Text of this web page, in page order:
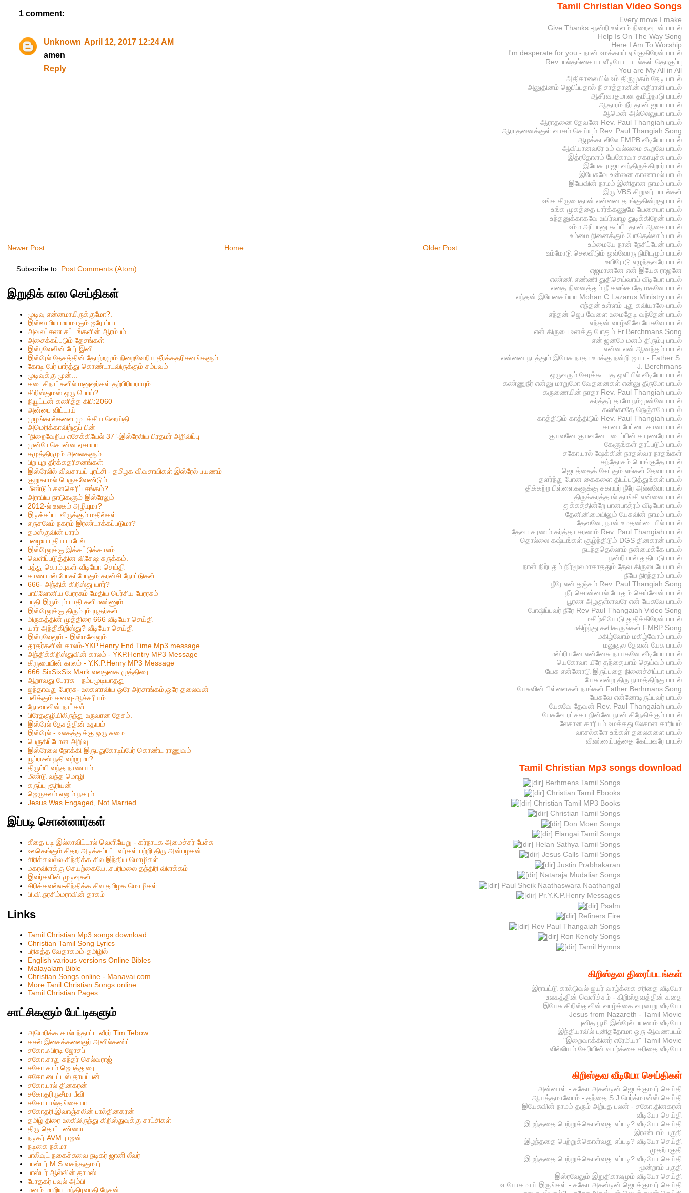
1 comment:
Unknown April 12, 2017 12:24 AM
amen
Reply
Newer Post Older Post
Home
Subscribe to: Post Comments (Atom)
இறுதிக் கால செய்திகள்
முடிவு என்னமாயிருக்குமோ?.
இஸ்லாமிய மயமாகும் ஐரோப்பா
அவலட்சண சட்டங்களின் ஆரம்பம்
அசைக்கப்படும் தேசங்கள்
இஸ்ரவேலின் பேர் இனி...
இஸ்ரேல் தேசத்தின் தோற்றமும் நிறைவேறிய தீர்க்கதரிசனங்களும்
கோடி பேர் பார்த்து கொண்டாடவிருக்கும் சம்பவம்
முடிவுக்கு முன்...
கடைசிநாட்களில் மனுஷர்கள் தற்பிரியராயும்...
கிறிஸ்தும‌ஸ் ஒரு பொய்?
நியூட்டன் கணித்த கிபி:2060
அன்பை விட்டாய்
முழங்கால்களை முடக்கிய ஹெய்தி
அமெரிக்காவிற்குப் பின்
”நிறைவேறிய எசேக்கியேல் 37”-இஸ்ரேலிய பிரதமர் அறிவிப்பு
முன்பே சொன்ன ஏசாயா
சமுத்திரமும் அலைகளும்
பிற புற தீர்க்கதரிசனங்கள்
இஸ்ரேலில் விவசாயப் புரட்சி - தமிழக விவசாயிகள் இஸ்ரேல் பயணம்
குறுகாமல் பெருகவேண்டும்
மீண்டும் சனகெரிப் சங்கம்?
அராபிய நாடுகளும் இஸ்ரேலும்
2012-ல் உலகம் அழியுமா?
இடிக்கப்படவிருக்கும் மதில்கள்
எருசலேம் நகரம் இரண்டாக்கப்படுமா?
தமஸ்குவின் பாரம்
பழைய புதிய பாபேல்
இஸ்ரேலுக்கு இக்கட்டுக்காலம்
வெளிப்படுத்தின விசேஷ சுருக்கம்.
பத்து கொம்புகள்-வீடியோ செய்தி
காணாமல் போகப்போகும் கரன்சி நோட்டுகள்
666- அந்திக் கிறிஸ்து யார்?
பாபிலோனிய பேரரசும் மேதிய பெர்சிய பேரரசும்
பாதி இரும்பும் பாதி களிமண்ணும்
இஸ்ரேலுக்கு திரும்பும் யூதர்கள்
மிருகத்தின் முத்திரை 666 வீடியோ செய்தி
யார் அந்திகிறிஸ்து? வீடியோ செய்தி
இஸ்ரவேலும் - இஸ்மவேலும்
தூதர்களின் காலம்-YKP.Henry End Time Mp3 message
அந்திக்கிறிஸ்துவின் காலம் - YKP.Hentry MP3 Message
கிருபையின் காலம் - Y.K.P.Henry MP3 Message
666 SixSixSix Mark வலதுகை முத்திரை
ஆறாவது பேரரசு—நம்பமுடியாதது
ஐந்தாவது பேரரசு- உலகளாவிய ஒரே அரசாங்கம்,ஒரே தலைவன்
பலிக்கும் கனவு-ஆச்சரியம்
நோவாவின் நாட்கள்
பிரேதகுழியிலிருந்து உருவான தேசம்.
இஸ்ரேல் தேசத்தின் உதயம்
இஸ்ரேல் - உலகத்துக்கு ஒரு சுமை
பெருகிப்போன அறிவு
இஸ்ரேலை நோக்கி இருபதுகோடிப்பேர் கொண்ட ராணுவம்
யூப்ரடீஸ் நதி வற்றுமா?
திரும்பி வந்த நாணயம்
மீண்டு வந்த மொழி
கருப்பு சூரியன்
ஜெருசலம் எனும் நகரம்
Jesus Was Engaged, Not Married
இப்படி சொன்னார்கள்
கீதை படி இல்லாவிட்டால் வெளியேறு - கர்நாடக அமைச்சர் பேச்சு
உலகெங்கும் சிதற அடிக்கப்பட்டவர்கள் பற்றி திரு அன்பழகன்
சிரிக்கவல்ல-சிந்திக்க சில இந்திய மொழிகள்
மகரவிளக்கு செயற்கையே..சபரிமலை தந்திரி விளக்கம்
இவர்களின் முடிவுகள்
சிரிக்கவல்ல-சிந்திக்க சில தமிழக மொழிகள்
பி.வி.நரசிம்மராவின் தாகம்
Links
Tamil Christian Mp3 songs download
Christian Tamil Song Lyrics
பரிசுத்த வேதாகமம்-தமிழில்
English various versions Online Bibles
Malayalam Bible
Christian Songs online - Manavai.com
More Tanil Christian Songs online
Tamil Christian Pages
சாட்சிகளும் பேட்டிகளும்
அமெரிக்க கால்பந்தாட்ட வீரர் Tim Tebow
கசல் இசைக்கலைஞர் அனில்கண்ட்
சகோ.ஃபிரடி ஜோசப்
சகோ.சாது சுந்தர் செல்வராஜ்
சகோ.சாம் ஜெபத்துரை
சகோ.டைட்டஸ் தாயப்பன்
சகோ.பால் தினகரன்
சகோதரி.நசீமா பீவி
ச‌கோ.பால்த‌ங்கையா
ச‌கோதரி.இவாஞ்சலின் பால்தின‌க‌ர‌ன்
தமிழ் திரை உலகிலிருந்து கிறிஸ்துவுக்கு சாட்சிகள்
திரு.தொட்டண்ணா
நடிகர் AVM ராஜன்
நடிகை நக்மா
பாலிவுட் நகைச்சுவை நடிகர் ஜானி லீவர்
பாஸ்டர் M.S.வசந்தகுமார்
பாஸ்டர் ஆல்வின் தாமஸ்
போதகர் பவுல் அம்பி
மனம் மாறிய மந்திரவாதி நேசன்
Tamil Christian Video Songs
Every move I make
Give Thanks -நன்றி உள்ளம் நிறைவுடன் பாடல்
Help Is On The Way Song
Here I Am To Worship
I'm desperate for you - நான் உமக்காய் ஏங்குகிறேன் பாடல்
Rev.பால்தங்கையா வீடியோ பாடல்கள் தொகுப்பு
You are My All in All
அதிகாலையில் உம் திருமுகம் தேடி பாடல்
அனுதினம் ஜெபிப்பதால் நீ சாத்தானின் எதிராளி பாடல்
ஆசீர்வாதமான தமிழ்நாடு பாடல்
ஆதாரம் நீர் தான் ஐயா பாடல்
ஆமென் அல்லெலுயா பாடல்
ஆராதனை தேவனே Rev. Paul Thangiah பாடல்
ஆராதனைக்குள் வாசம் செய்யும் Rev. Paul Thangiah Song
ஆழக்கடலிலே FMPB வீடியோ பாடல்
ஆவியானவரே உம் வல்லமை கூறவே பாடல்
இத்ரதோளம் யேகோவா சகாயுச்சு பாடல்
இயேசு ராஜா வந்திருக்கிறார் பாடல்
இயேசுவே உன்னை காணாமல் பாடல்
இயேவின் நாமம் இனிதான நாமம் பாடல்
இரு VBS சிறுவர் பாடல்கள்
உங்க கிருபைதான் என்னை தாங்குகின்றது பாடல்
உங்க முகத்தை பார்க்கணுமே யேசையா பாடல்
உந்தனுக்காகவே உயிர்வாழ துடிக்கிறேன் பாடல்
உம்ம அப்பானு கூப்பிடதான் ஆசை பாடல்
உம்மை நினைக்கும் போதெல்லாம் பாடல்
உம்மையே நான் நேசிப்பேன் பாடல்
உம்மோடு செலவிடும் ஒவ்வோரு நிமிடமும் பாடல்
உயிரோடு எழுந்தவரே பாடல்
எஜமானனே என் இயேசு ராஜனே
எண்ணி எண்ணி துதிசெய்வாய் வீடியோ பாடல்
எதை நினைத்தும் நீ கலங்காதே மகனே பாடல்
எந்தன் இயேசைய்யா Mohan C Lazarus Ministry பாடல்
எந்தன் உள்ளம் புது கவியாலே-பாடல்
எந்தன் ஜெப வேளை உமைதேடி வந்தேன் பாடல்
எந்தன் வாழ்விலே யேசுவே பாடல்
என் கிருபை உனக்கு போதும் Fr.Berchmans Song
என் ஜனமே மனம் திரும்பு பாடல்
என்ன என் ஆனந்தம் பாடல்
என்னை நடத்தும் இயேசு நாதா உமக்கு நன்றி ஐயா - Father S.
J. Berchmans
ஒருவரும் சேரக்கூடாத ஒளியில் வீடியோ பாடல்
கண்ணுநீர் என்னு மாறுமோ வேதனைகள் என்னு தீருமோ பாடல்
கருணையின் நாதா Rev. Paul Thangiah பாடல்
கர்த்தர் தாமே நம்முன்னே பாடல்
கலங்காதே நெஞ்சமே பாடல்
காத்திடும் காத்திடும் Rev. Paul Thangiah பாடல்
கானா பேட்டை கானா பாடல்
குயவனே குயவனே படைப்பின் காரணரே பாடல்
கேளுங்கள் தரப்படும் பாடல்
சகோ.பால் ஷேக்கின் நாதஸ்வர நாதங்கள்
சந்தோசம் பொங்குதே பாடல்
ஜெபத்தைக் கேட்கும் எங்கள் தேவா பாடல்
தளர்ந்து போன கைகளை திடப்படுத்துங்கள் பாடல்
திக்கற்ற பிள்ளைகளுக்கு சகாயர் நீரே அல்லவோ பாடல்
திருக்கரத்தால் தாங்கி என்னை பாடல்
துக்கத்தின்றே பானபாத்ரம் வீடியோ பாடல்
தேனினிமையிலும் யேசுவின் நாமம் பாடல்
தேவனே, நான் உமதண்டையில் பாடல்
தேவா சரணம் கர்த்தா சரணம் Rev. Paul Thangiah பாடல்
தொல்லை கஷ்டங்கள் சூழ்ந்திடும் DGS தினகரன் பாடல்
நடந்ததெல்லாம் நன்மைக்கே பாடல்
நன்றியால் துதிபாடு பாடல்
நான் நிற்பதும் நிர்மூலமாகாததும் தேவ கிருபையே பாடல்
நீயே நிரந்தரம் பாடல்
நீரே என் தஞ்சம் Rev. Paul Thangiah Song
நீர் சொன்னால் போதும் செய்வேன் பாடல்
பூரண அழகுள்ளவரே என் யேசுவே பாடல்
போஷிப்பவர் நீரே Rev Paul Thangaiah Video Song
மகிழ்சியோடு துதிக்கிறேன் பாடல்
மகிழ்ந்து களிகூருங்கள் FMBP Song
மகிழ்வோம் மகிழ்வோம் பாடல்
மனுகுல தேவன் யேசு பாடல்
மல்ப்ரியனே என்னேசு நாயகனே வீடியோ பாடல்
யெகோவா யீரே தந்தையாம் தெய்வம் பாடல்
யேசு என்னோடு இருப்பதை நினைச்சிட்டா பாடல்
யேசு என்ற திரு நாமத்திற்கு பாடல்
யேசுவின் பிள்ளைகள் நாங்கள் Father Berhmans Song
யேசுவே என்னோடிருப்பவர் பாடல்
யேசுவே தேவன் Rev. Paul Thangaiah பாடல்
யேசுவே ரட்சகா நின்னே நான் சிநேகிக்கும் பாடல்
லேசான காரியம் உமக்கது லேசான காரியம்
வாசல்களே உங்கள் தலைகளை பாடல்
விண்ணப்பத்தை கேட்பவரே பாடல்
Tamil Christian Mp3 songs download
Berhmens Tamil Songs
Christian Tamil Ebooks
Christian Tamil MP3 Books
Christian Tamil Songs
Don Moen Songs
Elangai Tamil Songs
Helan Sathya Tamil Songs
Jesus Calls Tamil Songs
Justin Prabhakaran
Nataraja Mudaliar Songs
Paul Sheik Naathaswara Naathangal
Pr.Y.K.P.Henry Messages
Psalm
Refiners Fire
Rev Paul Thangaiah Songs
Ron Kenoly Songs
Tamil Hymns
கிறிஸ்தவ திரைப்படங்கள்
இராபட்டு கால்டுவல் ஐயர் வாழ்க்கை சரிதை வீடியோ
உலகத்தின் வெளிச்சம் - கிறிஸ்தவத்தின் கதை
இயேசு கிறிஸ்துவின் வாழ்க்கை வரலாறு வீடியோ
Jesus from Nazareth - Tamil Movie
புனித பூமி இஸ்ரேல் பயணம் வீடியோ
இந்தியாவில் புனிததோமா ஒரு ஆவணபடம்
"இறைவாக்கினர் எரேமியா" Tamil Movie
வில்லியம் கேரியின் வாழ்க்கை சரிதை வீடியோ
கிறிஸ்தவ வீடியோ செய்திகள்
அன்னாள் - சகோ.அகஸ்டின் ஜெபக்குமார் செய்தி
ஆயத்தமாவோம் - தந்தை S.J.பெர்க்மான்ஸ் செய்தி
இயேசுவின் நாமம் தரும் அற்புத பலன் - சகோ.தினகரன்
வீடியோ செய்தி
இழந்ததை பெற்றுக்கொள்வது எப்படி? வீடியோ செய்தி
இரண்டாம் பகுதி
இழந்ததை பெற்றுக்கொள்வது எப்படி? வீடியோ செய்தி
முதற்பகுதி
இழந்ததை பெற்றுக்கொள்வது எப்படி? வீடியோ செய்தி
மூன்றாம் பகுதி
இஸ்ரவேலும் இறுதிகாலமும் வீடியோ செய்தி
உபயோகமாய் இருங்கள் - சகோ.அகஸ்டின் ஜெபக்குமார் செய்தி